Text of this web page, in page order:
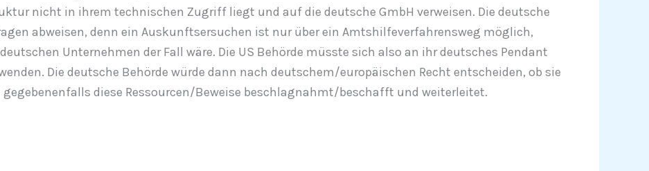
nicht in ihrem technischen Zugriff liegt und auf die deutsche GmbH verweisen. Die deutsche
abweisen, denn ein Auskunftsersuchen ist nur über ein Amtshilfeverfahrensweg möglich,
Unternehmen der Fall wäre. Die US Behörde müsste sich also an ihr deutsches Pendant
Die deutsche Behörde würde dann nach deutschem/europäischen Recht entscheiden, ob sie
diese Ressourcen/Beweise beschlagnahmt/beschafft und weiterleitet.